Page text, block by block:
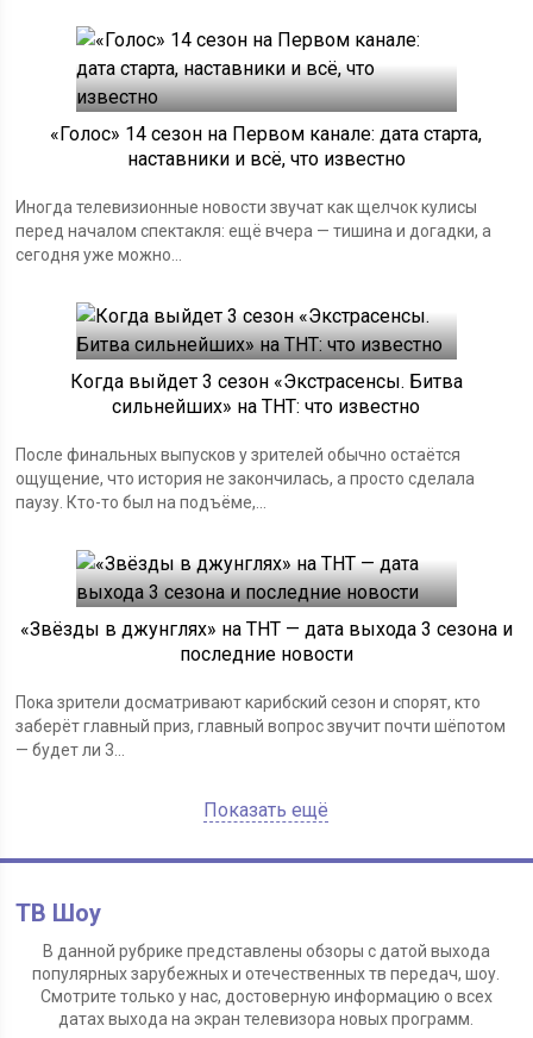
«Голос» 14 сезон на Первом канале: дата старта,
наставники и всё, что известно
Иногда телевизионные новости звучат как щелчок кулисы
перед началом спектакля: ещё вчера — тишина и догадки, а
сегодня уже можно...
Когда выйдет 3 сезон «Экстрасенсы. Битва
сильнейших» на ТНТ: что известно
После финальных выпусков у зрителей обычно остаётся
ощущение, что история не закончилась, а просто сделала
паузу. Кто-то был на подъёме,...
«Звёзды в джунглях» на ТНТ — дата выхода 3 сезона и
последние новости
Пока зрители досматривают карибский сезон и спорят, кто
заберёт главный приз, главный вопрос звучит почти шёпотом
— будет ли 3...
Показать ещё
ТВ Шоу
В данной рубрике представлены обзоры с датой выхода
популярных зарубежных и отечественных тв передач, шоу.
Смотрите только у нас, достоверную информацию о всех
датах выхода на экран телевизора новых программ.